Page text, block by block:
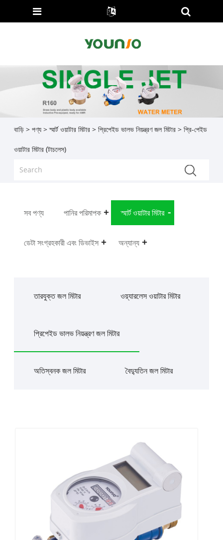
বাড়ি > পণ্য>স্মার্ট ওয়াটার মিটার> প্রিপেইড ভালভ নিয়ন্ত্রণ জল মিটার> প্রি-পেইড
ওয়াটার মিটার (টাচলেস)
সব পণ্য পানির পরিমাপক স্মার্ট ওয়াটার মিটার
ডেটা সংগ্রহকারী এবং ডিভাইস অন্যান্য
তারযুক্ত জল মিটার ওয়্যারলেস ওয়াটার মিটার
প্রিপেইড ভালভ নিয়ন্ত্রণ জল মিটার
অতিস্বনক জল মিটার বৈদ্যুতিন জল মিটার